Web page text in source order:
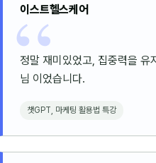
이스트헬스케어
정말 재미있었고, 집중력을 유
님 이었습니다.
챗GPT, 마케팅 활용법 특강